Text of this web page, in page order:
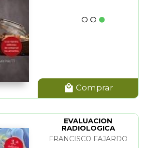
Comprar
EVALUACION
RADIOLOGICA
OSTEOARTICULAR
PARA OSTEOPATAS
FRANCISCO FAJARDO